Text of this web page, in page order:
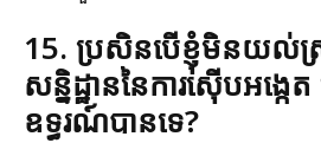
15. ប្រសិនបើខ្ញុំមិនយល់
សន្និដ្ឋាននៃការស៊ើបអង្កេត
ឧទ្ធរណ៍បានទេ?